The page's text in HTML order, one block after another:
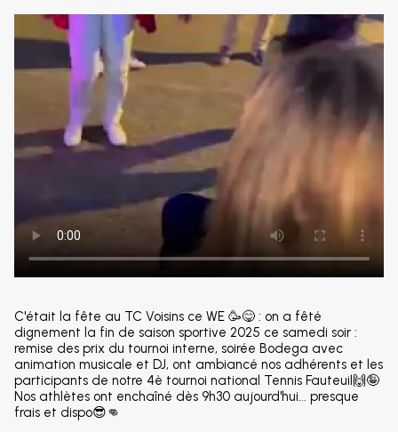
C'était la fête au TC Voisins ce WE 🥳😋 : on a fêté
dignement la fin de saison sportive 2025 ce samedi soir :
remise des prix du tournoi interne, soirée Bodega avec
animation musicale et DJ, ont ambiancé nos adhérents et les
participants de notre 4è tournoi national Tennis Fauteuil🙌🤪
Nos athlètes ont enchaîné dès 9h30 aujourd'hui... presque
frais et dispo😎👊